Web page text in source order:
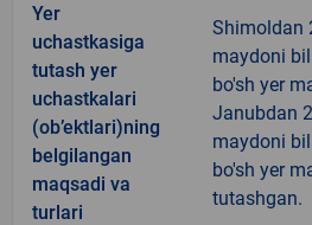
Yer
uchastkasiga
tutash yer
uchastkalari
(ob’ektlari)ning
belgilangan
maqsadi va
turlari
Shimoldan
maydoni
bo'sh yer
Janubdan
maydoni
bo'sh yer
tutashgan.